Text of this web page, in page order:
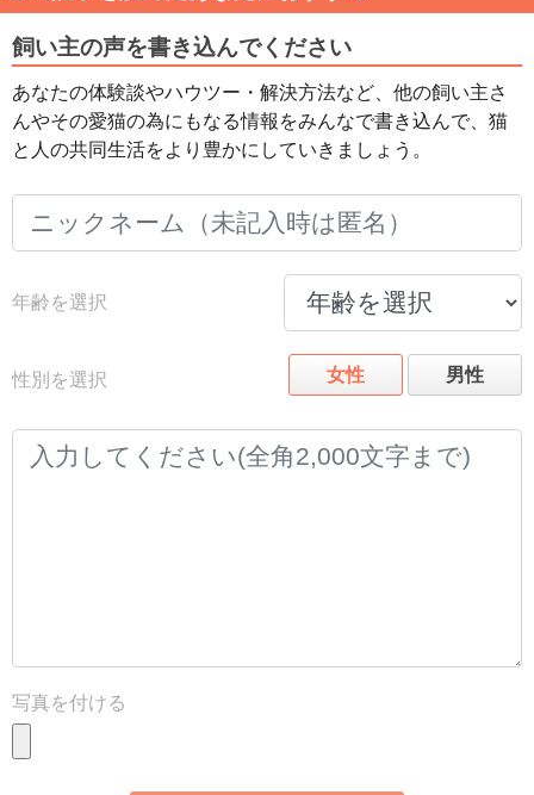
飼い主の声を書き込んでください
あなたの体験談やハウツー・解決方法など、他の飼い主さ
んやその愛猫の為にもなる情報をみんなで書き込んで、猫
と人の共同生活をより豊かにしていきましょう。
年齢を選択
性別を選択 女性 男性
写真を付ける